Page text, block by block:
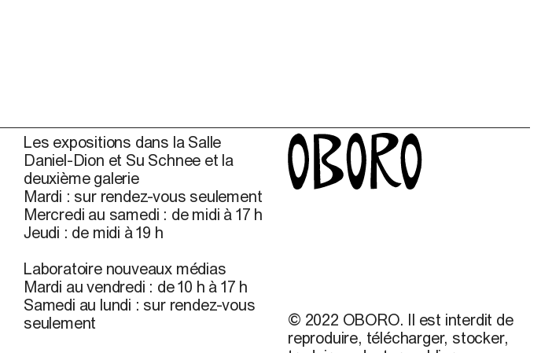
Les expositions dans la Salle
Daniel-Dion et Su Schnee et la
deuxième galerie
Mardi : sur rendez-vous seulement
Mercredi au samedi : de midi à 17 h
Jeudi : de midi à 19 h
Laboratoire nouveaux médias
Mardi au vendredi : de 10 h à 17 h
Samedi au lundi : sur rendez-vous
seulement
© 2022 OBORO. Il est interdit de
reproduire, télécharger, stocker,